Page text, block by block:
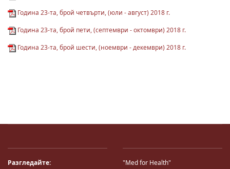
Година 23-та, брой четвърти, (юли - август) 2018 г.
Година 23-та, брой пети, (септември - октомври) 2018 г.
Година 23-та, брой шести, (ноември - декември) 2018 г.
Разгледайте: "Med for Health"